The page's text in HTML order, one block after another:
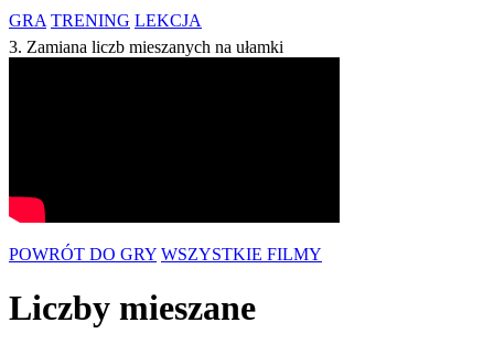
GRA TRENING LEKCJA
3. Zamiana liczb mieszanych na ułamki
POWRÓT DO GRY WSZYSTKIE FILMY
Liczby mieszane